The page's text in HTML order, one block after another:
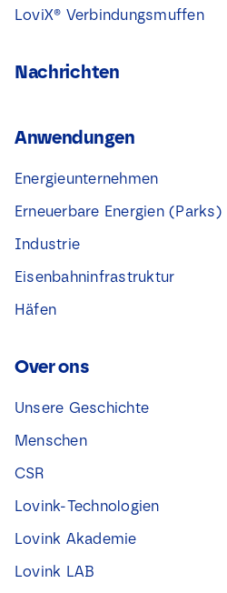
LoviX® Verbindungsmuffen
Nachrichten
Anwendungen
Energieunternehmen
Erneuerbare Energien (Parks)
Industrie
Eisenbahninfrastruktur
Häfen
Over ons
Unsere Geschichte
Menschen
CSR
Lovink-Technologien
Lovink Akademie
Lovink LAB